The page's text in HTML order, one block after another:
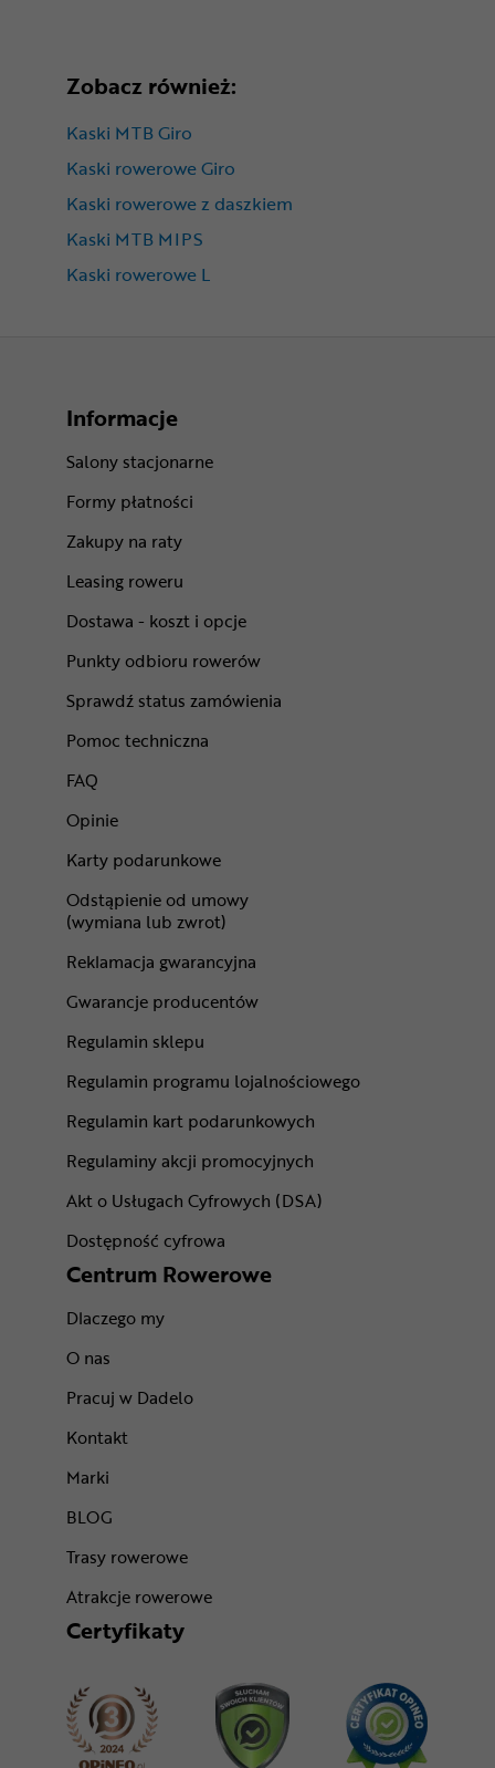
Zobacz również:
Kaski MTB Giro
Kaski rowerowe Giro
Kaski rowerowe z daszkiem
Kaski MTB MIPS
Kaski rowerowe L
Informacje
Salony stacjonarne
Formy płatności
Zakupy na raty
Leasing roweru
Dostawa - koszt i opcje
Punkty odbioru rowerów
Sprawdź status zamówienia
Pomoc techniczna
FAQ
Opinie
Karty podarunkowe
Odstąpienie od umowy
(wymiana lub zwrot)
Reklamacja gwarancyjna
Gwarancje producentów
Regulamin sklepu
Regulamin programu lojalnościowego
Regulamin kart podarunkowych
Regulaminy akcji promocyjnych
Akt o Usługach Cyfrowych (DSA)
Dostępność cyfrowa
Centrum Rowerowe
Dlaczego my
O nas
Pracuj w Dadelo
Kontakt
Marki
BLOG
Trasy rowerowe
Atrakcje rowerowe
Certyfikaty